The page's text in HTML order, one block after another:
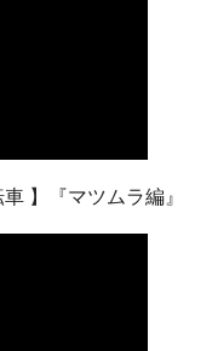
】『マツムラ編』